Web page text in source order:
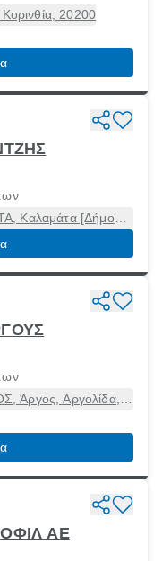
20200
Καλαμάτα [Δήμος],
Άργος, Αργολίδα,
ΑΕ